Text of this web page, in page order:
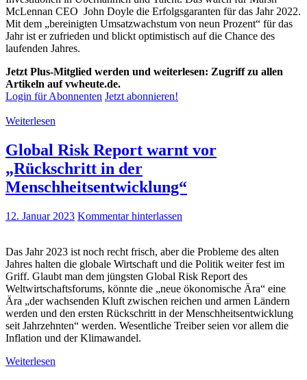
McLennan CEO John Doyle die Erfolgsgaranten für das Jahr 2022.
Mit dem „bereinigten Umsatzwachstum von neun Prozent“ für das
Jahr ist er zufrieden und blickt optimistisch auf die Chance des
laufenden Jahres.
Jetzt Plus-Mitglied werden und weiterlesen: Zugriff zu allen
Artikeln auf vwheute.de.
Login für Abonnenten Jetzt abonnieren!
Weiterlesen
Global Risk Report warnt vor
„Rückschritt in der
Menschheitsentwicklung“
12. Januar 2023 Kommentar hinterlassen
Das Jahr 2023 ist noch recht frisch, aber die Probleme des alten
Jahres halten die globale Wirtschaft und die Politik weiter fest im
Griff. Glaubt man dem jüngsten Global Risk Report des
Weltwirtschaftsforums, könnte die „neue ökonomische Ära“ eine
Ära „der wachsenden Kluft zwischen reichen und armen Ländern
werden und den ersten Rückschritt in der Menschheitsentwicklung
seit Jahrzehnten“ werden. Wesentliche Treiber seien vor allem die
Inflation und der Klimawandel.
Weiterlesen